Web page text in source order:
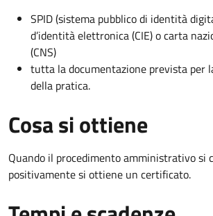
SPID (sistema pubblico di identità
d’identità elettronica (CIE) o carta
(CNS)
tutta la documentazione prevista per
della pratica.
Cosa si ottiene
Quando il procedimento amministrativo si
positivamente si ottiene un certificato.